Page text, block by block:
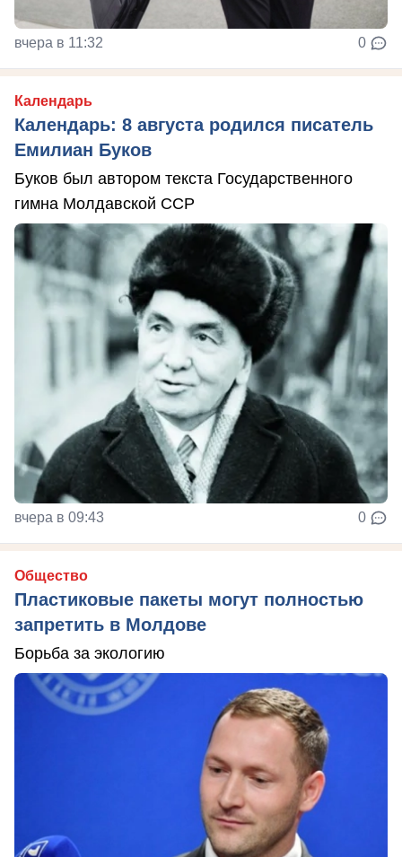
вчера в 11:32 0
Календарь
Календарь: 8 августа родился писатель
Емилиан Буков
Буков был автором текста Государственного
гимна Молдавской ССР
вчера в 09:43 0
Общество
Пластиковые пакеты могут полностью
запретить в Молдове
Борьба за экологию